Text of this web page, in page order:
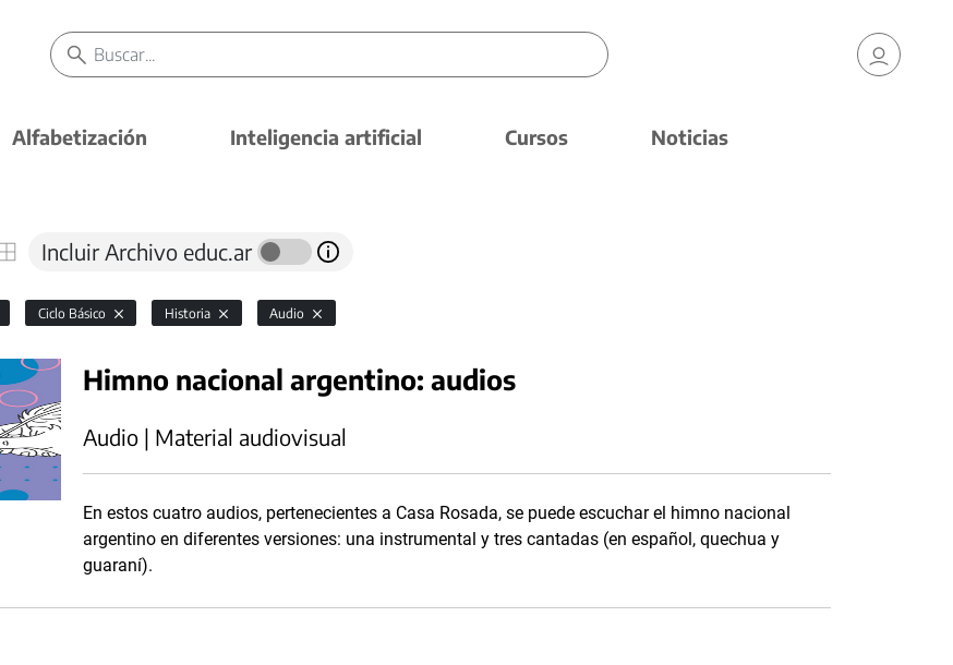
Alfabetización Inteligencia artificial Cursos Noticias
Incluir Archivo educ.ar
Ciclo Básico Historia Audio
Himno nacional argentino: audios
Audio | Material audiovisual
En estos cuatro audios, pertenecientes a Casa Rosada, se puede escuchar el himno nacional
argentino en diferentes versiones: una instrumental y tres cantadas (en español, quechua y
guaraní).